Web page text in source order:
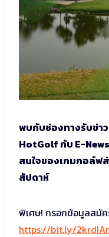
พบกับช่องทางรับข่า
HotGolf กับ E-
สนใจของเกมกอล์ฟ
สัปดาห์
พิเศษ! กรอกข้อมูลสมั
https://bit.ly/